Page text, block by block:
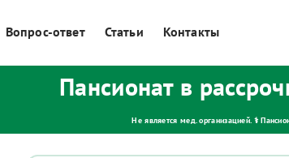
Вопрос-ответ Статьи Контакты
Пансионат в
Не является мед. организацией. ⚕